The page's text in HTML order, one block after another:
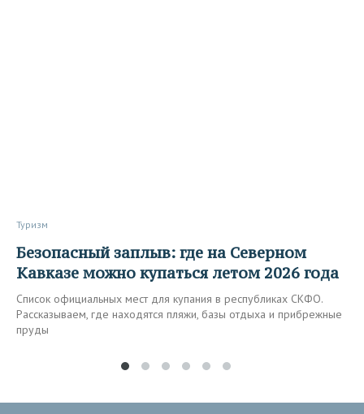
Туризм
Безопасный заплыв: где на Северном
Кавказе можно купаться летом 2026 года
Список официальных мест для купания в республиках СКФО.
Рассказываем, где находятся пляжи, базы отдыха и прибрежные
пруды